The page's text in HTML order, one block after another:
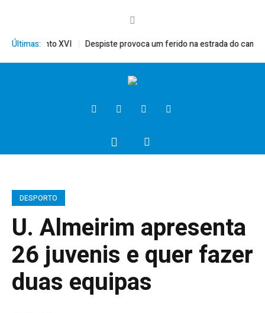
Últimas:
Bento XVI Despiste provoca um ferido na estrada do campo
DESPORTO
U. Almeirim apresenta
26 juvenis e quer fazer
duas equipas